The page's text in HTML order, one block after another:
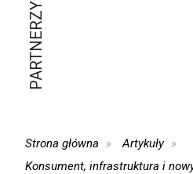
PARTNERZY
Strona główna
Artykuły
Konsument, infrastruktura i